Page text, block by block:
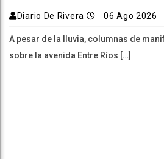
Diario De Rivera 06 Ago 2026
A pesar de la lluvia, columnas de
sobre la avenida Entre Ríos […]